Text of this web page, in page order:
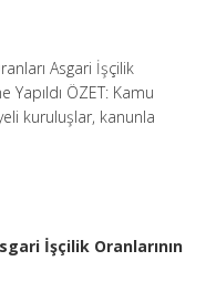
Asgari İşçilik
Yapıldı ÖZET: Kamu
kuruluşlar, kanunla
İşçilik Oranlarının